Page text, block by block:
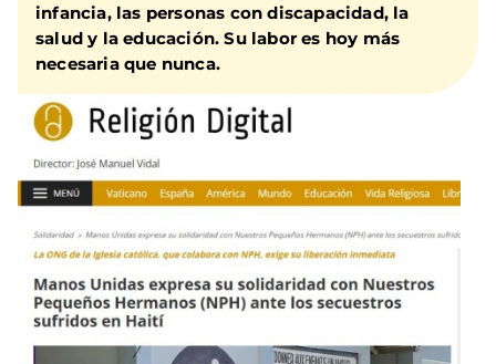
infancia, las personas con discapacidad, la
salud y la educación. Su labor es hoy más
necesaria que nunca.